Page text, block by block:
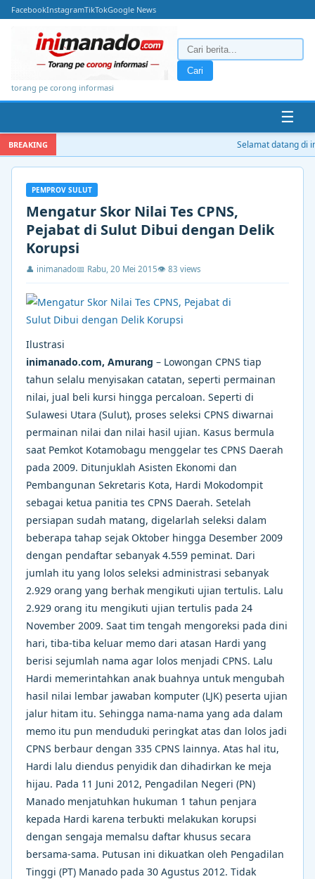
FacebookInstagramTikTokGoogle News
torang pe corong informasi
Cari
☰
BREAKING Selamat datang di
PEMPROV SULUT
Mengatur Skor Nilai Tes CPNS,
Pejabat di Sulut Dibui dengan Delik
Korupsi
👤 inimanado📅 Rabu, 20 Mei 2015👁 83 views
Ilustrasi
inimanado.com, Amurang – Lowongan CPNS tiap
tahun selalu menyisakan catatan, seperti permainan
nilai, jual beli kursi hingga percaloan. Seperti di
Sulawesi Utara (Sulut), proses seleksi CPNS diwarnai
permainan nilai dan nilai hasil ujian. Kasus bermula
saat Pemkot Kotamobagu menggelar tes CPNS Daerah
pada 2009. Ditunjuklah Asisten Ekonomi dan
Pembangunan Sekretaris Kota, Hardi Mokodompit
sebagai ketua panitia tes CPNS Daerah. Setelah
persiapan sudah matang, digelarlah seleksi dalam
beberapa tahap sejak Oktober hingga Desember 2009
dengan pendaftar sebanyak 4.559 peminat. Dari
jumlah itu yang lolos seleksi administrasi sebanyak
2.929 orang yang berhak mengikuti ujian tertulis. Lalu
2.929 orang itu mengikuti ujian tertulis pada 24
November 2009. Saat tim tengah mengoreksi pada dini
hari, tiba-tiba keluar memo dari atasan Hardi yang
berisi sejumlah nama agar lolos menjadi CPNS. Lalu
Hardi memerintahkan anak buahnya untuk mengubah
hasil nilai lembar jawaban komputer (LJK) peserta ujian
jalur hitam itu. Sehingga nama-nama yang ada dalam
memo itu pun menduduki peringkat atas dan lolos jadi
CPNS berbaur dengan 335 CPNS lainnya. Atas hal itu,
Hardi lalu diendus penyidik dan dihadirkan ke meja
hijau. Pada 11 Juni 2012, Pengadilan Negeri (PN)
Manado menjatuhkan hukuman 1 tahun penjara
kepada Hardi karena terbukti melakukan korupsi
dengan sengaja memalsu daftar khusus secara
bersama-sama. Putusan ini dikuatkan oleh Pengadilan
Tinggi (PT) Manado pada 30 Agustus 2012. Tidak